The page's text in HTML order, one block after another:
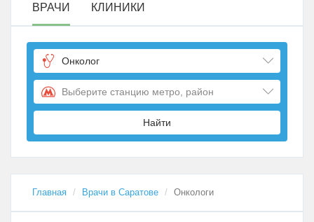
ВРАЧИ КЛИНИКИ
Онколог
Выберите станцию метро, район
Найти
Главная Врачи в Саратове Онкологи